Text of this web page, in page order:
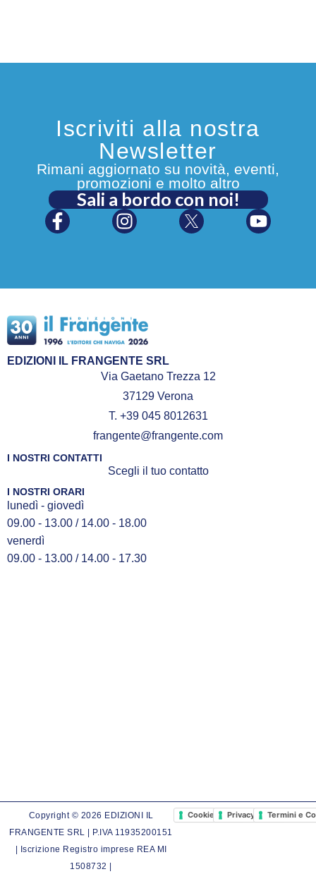
Iscriviti alla nostra
Newsletter
Rimani aggiornato su novità, eventi,
promozioni e molto altro
Sali a bordo con noi!
EDIZIONI IL FRANGENTE SRL
Via Gaetano Trezza 12
37129 Verona
T. +39 045 8012631
frangente@frangente.com
I NOSTRI CONTATTI
Scegli il tuo contatto
I NOSTRI ORARI
lunedì - giovedì
09.00 - 13.00 / 14.00 - 18.00
venerdì
09.00 - 13.00 / 14.00 - 17.30
Copyright © 2026 EDIZIONI IL
FRANGENTE SRL | P.IVA 11935200151
| Iscrizione Registro imprese REA MI
1508732 |
Cookie PolicyPrivacy PolicyTermini e